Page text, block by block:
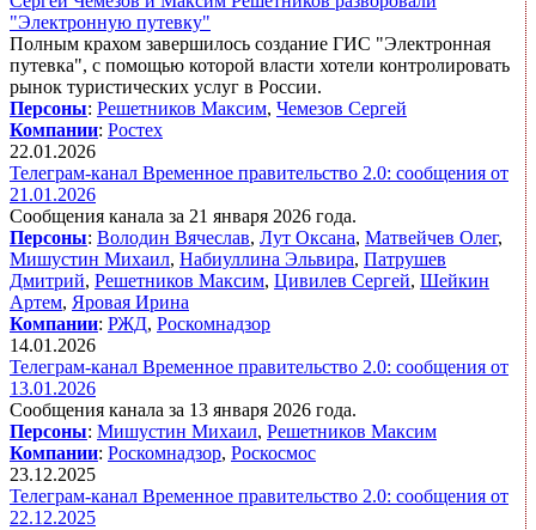
"Электронную путевку"
Полным крахом завершилось создание ГИС "Электронная
путевка", с помощью которой власти хотели контролировать
рынок туристических услуг в России.
Персоны: Решетников Максим, Чемезов Сергей
Компании: Ростех
22.01.2026
Телеграм-канал Временное правительство 2.0: сообщения от
21.01.2026
Сообщения канала за 21 января 2026 года.
Персоны: Володин Вячеслав, Лут Оксана, Матвейчев Олег,
Мишустин Михаил, Набиуллина Эльвира, Патрушев
Дмитрий, Решетников Максим, Цивилев Сергей, Шейкин
Артем, Яровая Ирина
Компании: РЖД, Роскомнадзор
14.01.2026
Телеграм-канал Временное правительство 2.0: сообщения от
13.01.2026
Сообщения канала за 13 января 2026 года.
Персоны: Мишустин Михаил, Решетников Максим
Компании: Роскомнадзор, Роскосмос
23.12.2025
Телеграм-канал Временное правительство 2.0: сообщения от
22.12.2025